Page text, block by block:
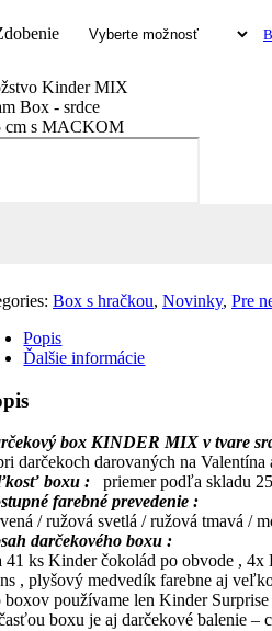
Kinder MIX
Box - srdce
cm s MACKOM
Box s hračkou, Novinky, Pre
Popis
Ďalšie informácie
box KINDER MIX v tvare
darčekoch darovaných na Valentína
boxu : priemer podľa skladu
farebné prevedenie :
/ ružová svetlá / ružová tmavá /
darčekového boxu :
41 ks Kinder čokolád po obvode ,
, plyšový medvedík farebne aj
boxov používame len Kinder
boxu je aj darčekové balenie –